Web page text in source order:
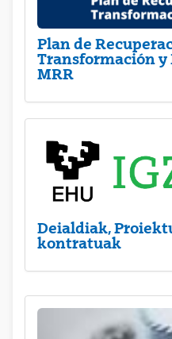
Plan de
Transformación y
MRR
Deialdiak,
kontratuak